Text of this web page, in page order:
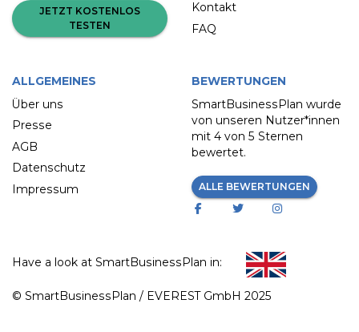
JETZT KOSTENLOS
TESTEN
Kontakt
FAQ
ALLGEMEINES
Über uns
Presse
AGB
Datenschutz
Impressum
BEWERTUNGEN
SmartBusinessPlan wurde
von unseren Nutzer*innen
mit 4 von 5 Sternen
bewertet.
ALLE BEWERTUNGEN
© SmartBusinessPlan / EVEREST GmbH 2025
Have a look at SmartBusinessPlan in: